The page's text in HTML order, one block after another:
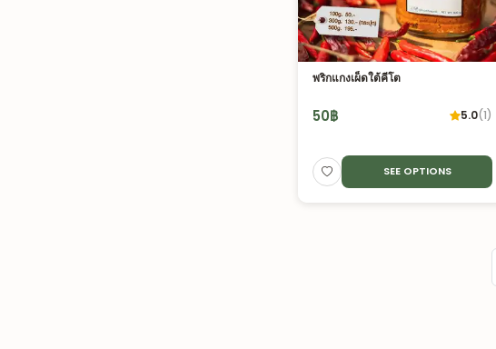
พริกแกงเผ็ดใต้คีโต
50฿ 5.0(1)
SEE OPTIONS